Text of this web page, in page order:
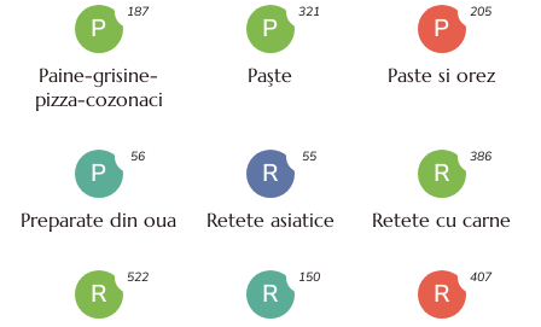
P
Paine-grisine-
pizza-cozonaci
187
P
Paşte
321
P
Paste si orez
205
P
Preparate din oua
56
R
Retete asiatice
55
R
Retete cu carne
386
R
522
R
150
R
407